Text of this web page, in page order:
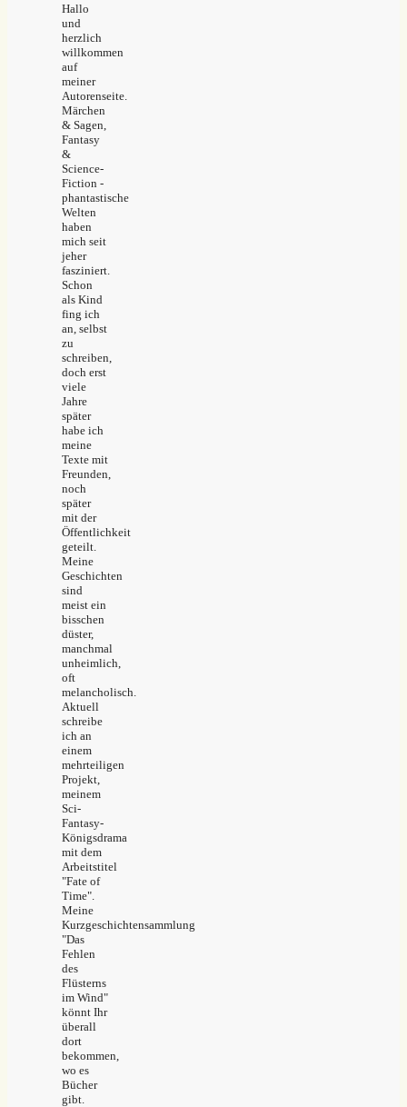
Hallo
und
herzlich
willkommen
auf
meiner
Autorenseite.
Märchen
& Sagen,
Fantasy
&
Science-
Fiction -
phantastische
Welten
haben
mich seit
jeher
fasziniert.
Schon
als Kind
fing ich
an, selbst
zu
schreiben,
doch erst
viele
Jahre
später
habe ich
meine
Texte mit
Freunden,
noch
später
mit der
Öffentlichkeit
geteilt.
Meine
Geschichten
sind
meist ein
bisschen
düster,
manchmal
unheimlich,
oft
melancholisch.
Aktuell
schreibe
ich an
einem
mehrteiligen
Projekt,
meinem
Sci-
Fantasy-
Königsdrama
mit dem
Arbeitstitel
"Fate of
Time".
Meine
Kurzgeschichtensammlung
"Das
Fehlen
des
Flüsterns
im Wind"
könnt Ihr
überall
dort
bekommen,
wo es
Bücher
gibt.